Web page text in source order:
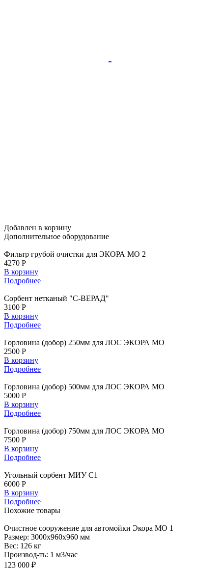
Добавлен в корзину
Дополнительное оборудование
Фильтр грубой очистки для ЭКОРА МО 2
4270 Р
В корзину
Подробнее
Сорбент нетканый "С-ВЕРАД"
3100 Р
В корзину
Подробнее
Горловина (добор) 250мм для ЛОС ЭКОРА МО
2500 Р
В корзину
Подробнее
Горловина (добор) 500мм для ЛОС ЭКОРА МО
5000 Р
В корзину
Подробнее
Горловина (добор) 750мм для ЛОС ЭКОРА МО
7500 Р
В корзину
Подробнее
Угольный сорбент МИУ С1
6000 Р
В корзину
Подробнее
Похожие товары
Очистное сооружение для автомойки Экора МО 1
Размер: 3000x960x960 мм
Вес: 126 кг
Производ-ть: 1 м3/час
123 000 ₽